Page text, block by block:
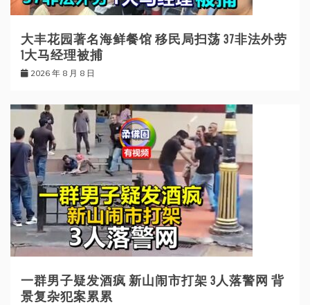
大丰花园著名海鲜餐馆 移民局扫荡 37非法外劳
1大马经理被捕
2026 年 8 月 8 日
一群男子疑发酒疯 新山闹市打架 3人落警网 背
景复杂犯案累累